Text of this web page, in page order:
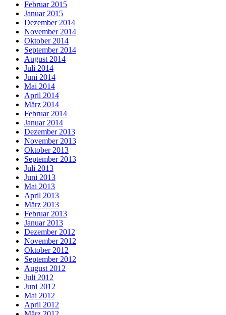
Februar 2015
Januar 2015
Dezember 2014
November 2014
Oktober 2014
September 2014
August 2014
Juli 2014
Juni 2014
Mai 2014
April 2014
März 2014
Februar 2014
Januar 2014
Dezember 2013
November 2013
Oktober 2013
September 2013
Juli 2013
Juni 2013
Mai 2013
April 2013
März 2013
Februar 2013
Januar 2013
Dezember 2012
November 2012
Oktober 2012
September 2012
August 2012
Juli 2012
Juni 2012
Mai 2012
April 2012